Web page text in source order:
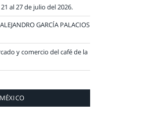
al 27 de julio del 2026.
GARCÍA PALACIOS
y comercio del café de la